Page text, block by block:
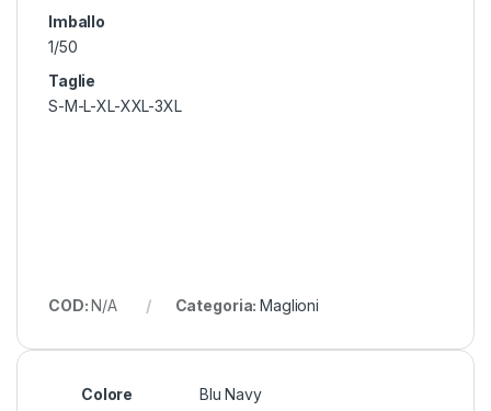
Imballo
1/50
Taglie
S-M-L-XL-XXL-3XL
COD:N/A Categoria:Maglioni
Colore Blu Navy